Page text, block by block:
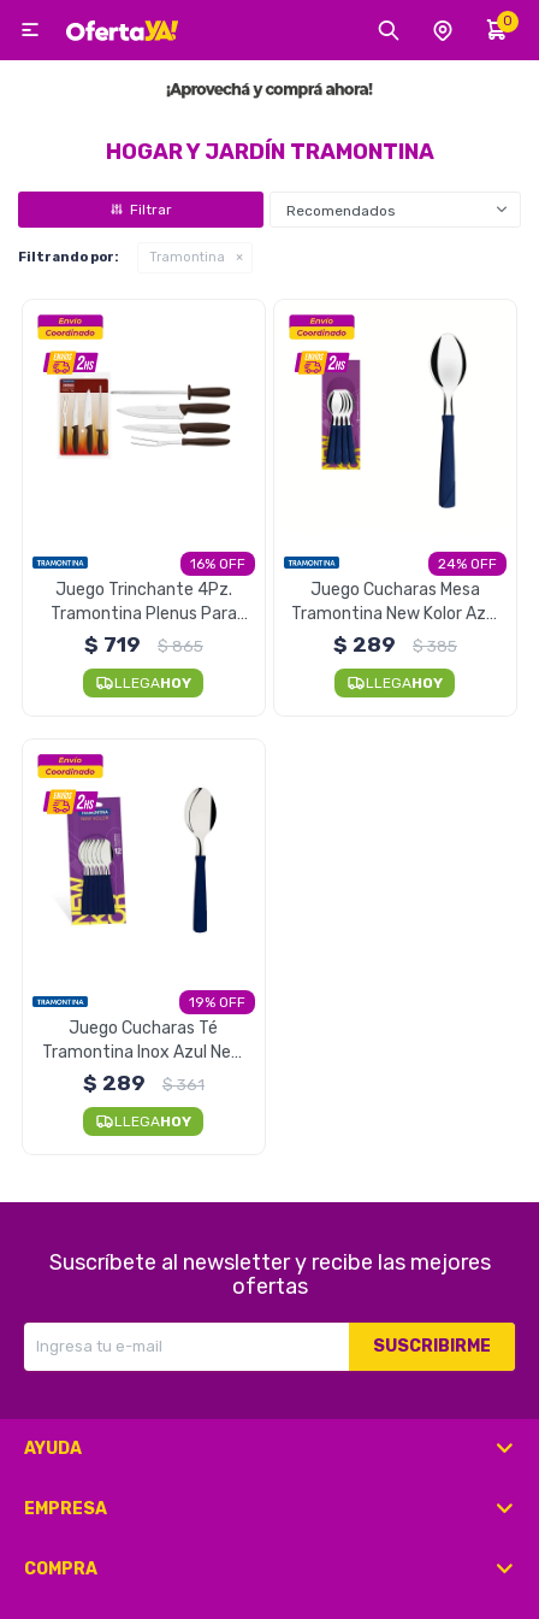
0

HOGAR Y JARDÍN TRAMONTINA
Recomendados
Filtrando por: Tramontina
16
Juego Trinchante 4Pz.
Tramontina Plenus Para
Asado - Negro
$ 719 $865
LLEGAHOY
24
Juego Cucharas Mesa
Tramontina New Kolor Azul
12 Piezas
$ 289 $385
LLEGAHOY
19
Juego Cucharas Té
Tramontina Inox Azul New
Kolor 12 Piezas
$ 289 $361
LLEGAHOY
Suscríbete al newsletter y recibe las mejores
ofertas
SUSCRIBIRME
AYUDA
EMPRESA
COMPRA
MI CUENTA
Tecnología
Tv, Audio y Video
Gaming
Electrodomésticos
Pequeños electrodomésticos
Hogar y Jardín
Deportes y Tiempo Libre
Bebés y Niños
Belleza y Salud